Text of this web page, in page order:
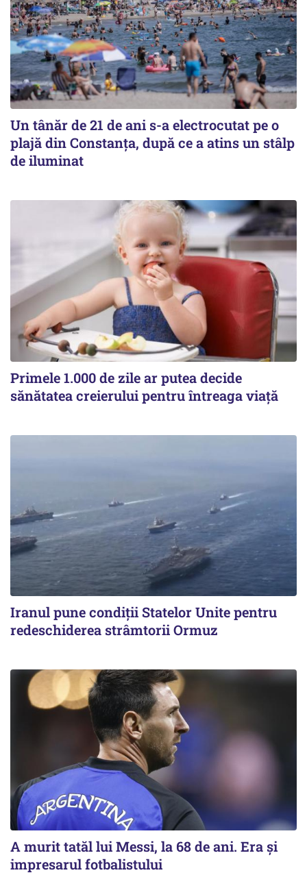
Un tânăr de 21 de ani s-a electrocutat pe o
plajă din Constanța, după ce a atins un stâlp
de iluminat
Primele 1.000 de zile ar putea decide
sănătatea creierului pentru întreaga viață
Iranul pune condiții Statelor Unite pentru
redeschiderea strâmtorii Ormuz
A murit tatăl lui Messi, la 68 de ani. Era și
impresarul fotbalistului